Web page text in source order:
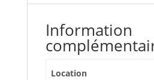
Information
Location